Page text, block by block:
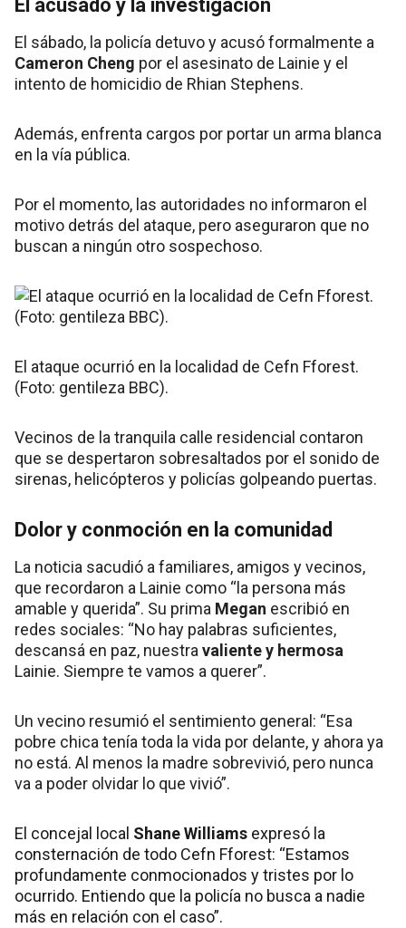
El acusado y la investigación
El sábado, la policía detuvo y acusó formalmente a
Cameron Cheng por el asesinato de Lainie y el
intento de homicidio de Rhian Stephens.
Además, enfrenta cargos por portar un arma blanca
en la vía pública.
Por el momento, las autoridades no informaron el
motivo detrás del ataque, pero aseguraron que no
buscan a ningún otro sospechoso.
El ataque ocurrió en la localidad de Cefn Fforest.
(Foto: gentileza BBC).
Vecinos de la tranquila calle residencial contaron
que se despertaron sobresaltados por el sonido de
sirenas, helicópteros y policías golpeando puertas.
Dolor y conmoción en la comunidad
La noticia sacudió a familiares, amigos y vecinos,
que recordaron a Lainie como “la persona más
amable y querida”. Su prima Megan escribió en
redes sociales: “No hay palabras suficientes,
descansá en paz, nuestra valiente y hermosa
Lainie. Siempre te vamos a querer”.
Un vecino resumió el sentimiento general: “Esa
pobre chica tenía toda la vida por delante, y ahora ya
no está. Al menos la madre sobrevivió, pero nunca
va a poder olvidar lo que vivió”.
El concejal local Shane Williams expresó la
consternación de todo Cefn Fforest: “Estamos
profundamente conmocionados y tristes por lo
ocurrido. Entiendo que la policía no busca a nadie
más en relación con el caso”.